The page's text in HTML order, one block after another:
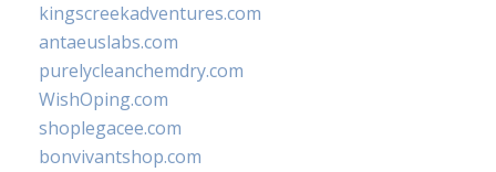
kingscreekadventures.com
antaeuslabs.com
purelycleanchemdry.com
WishOping.com
shoplegacee.com
bonvivantshop.com